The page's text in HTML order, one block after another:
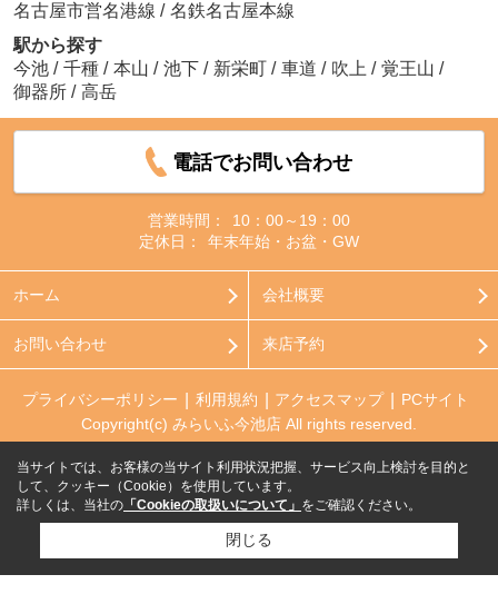
名古屋市営名港線 / 名鉄名古屋本線
駅から探す
今池 / 千種 / 本山 / 池下 / 新栄町 / 車道 / 吹上 / 覚王山 /
御器所 / 高岳
電話でお問い合わせ
営業時間：
10：00～19：00
定休日：
年末年始・お盆・GW
ホーム 会社概要
お問い合わせ 来店予約
プライバシーポリシー 利用規約 アクセスマップ
PCサイト
Copyright(c) みらいふ今池店 All rights reserved.
当サイトでは、お客様の当サイト利用状況把握、サービス向上検討を目的と
して、クッキー（Cookie）を使用しています。
詳しくは、当社の 「Cookieの取扱いについて」 をご確認ください。
閉じる